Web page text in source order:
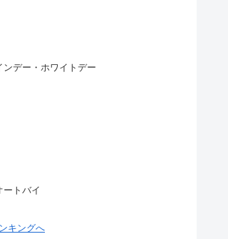
ンデー・ホワイトデー
ートバイ
キングへ